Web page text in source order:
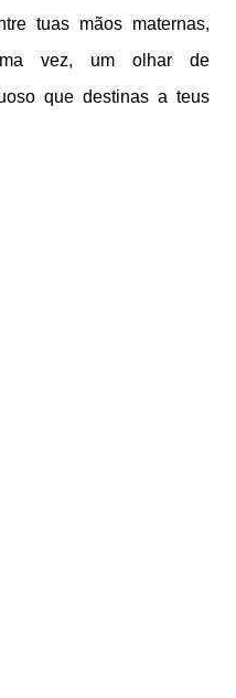
tuas mãos maternas,
vez, um olhar de
que destinas a teus